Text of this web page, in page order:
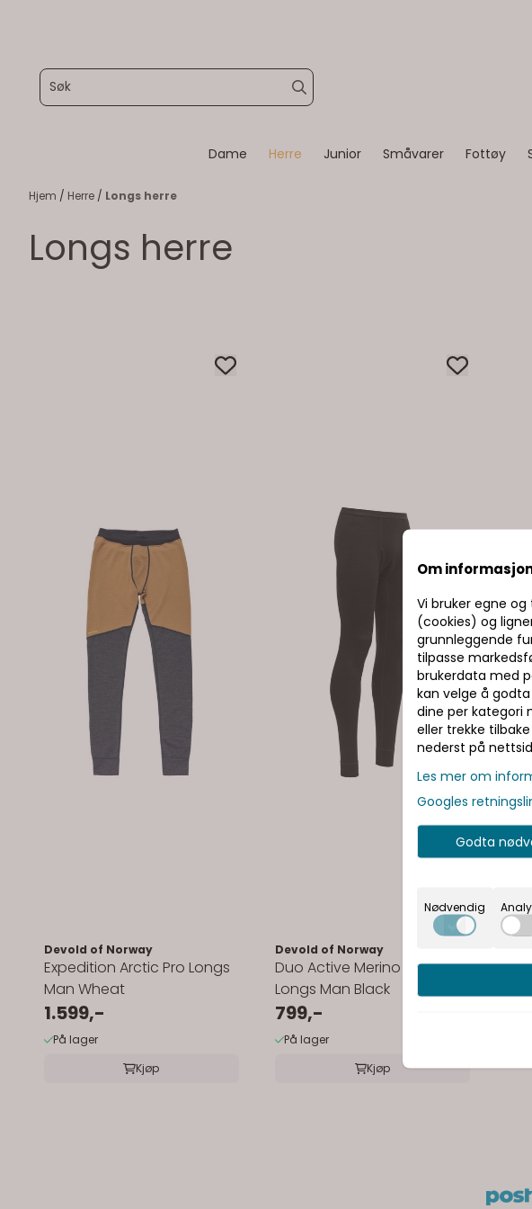
Dame Herre Junior Småvarer Fottøy
Hjem / Herre / Longs herre
Longs herre
Devold of Norway
Expedition Arctic Pro Longs
Man Wheat
1.599,-
På lager
Kjøp
Devold of Norway
Duo Active Merino 205
Longs Man Black
799,-
På lager
Kjøp
Om
Vi bruker egne
(cookies) og
grunnleggende
tilpasse
brukerdata med
kan velge å
dine per kategori
eller trekke
nederst på
Les mer om
Googles
Godta
Nødvendig